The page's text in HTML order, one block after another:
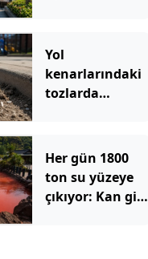
neredeyse
imkansız
Yol
kenarlarındaki
tozlarda
sonra bile
kaybolmamış
Her gün 1800
ton su yüzeye
çıkıyor: Kan gibi